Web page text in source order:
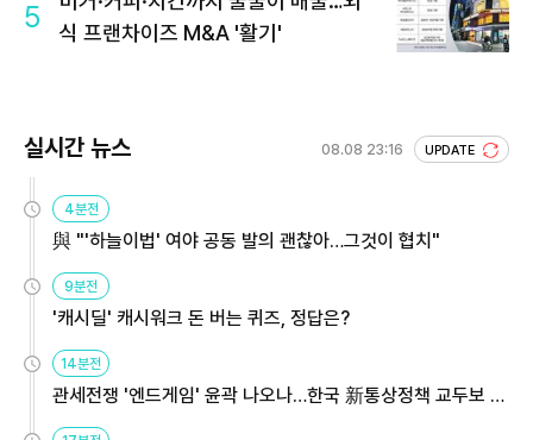
5
식 프랜차이즈 M&A '활기'
실시간 뉴스 08.08 23:16 UPDATE
4분전
與 "'하늘이법' 여야 공동 발의 괜찮아…그것이 협치"
9분전
'캐시딜' 캐시워크 돈 버는 퀴즈, 정답은?
14분전
관세전쟁 '엔드게임' 윤곽 나오나…한국 新통상정책 교두보 활
용해야